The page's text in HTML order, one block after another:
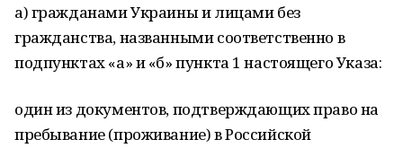
а) гражданами Украины и лицами без
гражданства, названными соответственно в
подпунктах «а» и «б» пункта 1 настоящего Указа:
один из документов, подтверждающих право на
пребывание (проживание) в Российской